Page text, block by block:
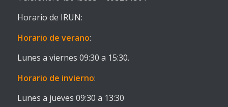
Horario de IRUN:
Horario de verano:
Lunes a viernes 09:30 a 15:30.
Horario de invierno:
Lunes a jueves 09:30 a 13:30